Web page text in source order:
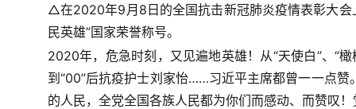
△在2020年9月8日的全国抗击新冠肺炎疫情表彰大会
民英雄”国家荣誉称号。
2020年，危急时刻，又见遍地英雄！从“天使白”、“
到“00”后抗疫护士刘家怡……习近平主席都曾一一点
的人民，全党全国各族人民都为你们而感动、而赞叹